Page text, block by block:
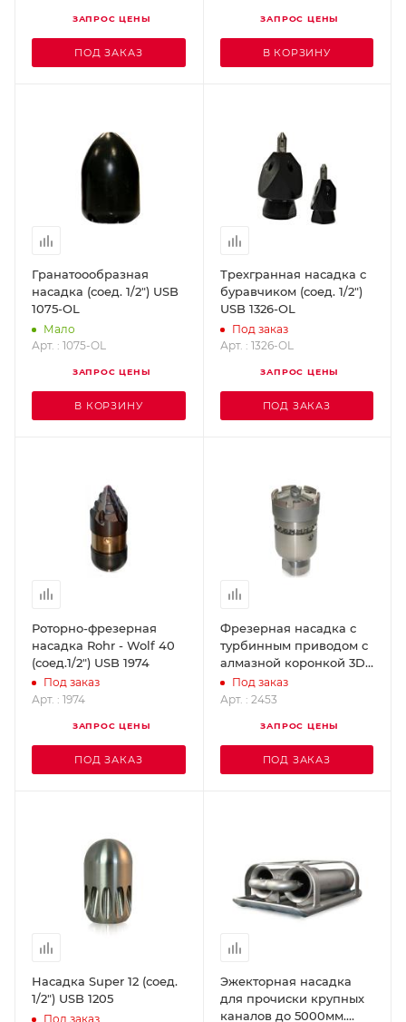
ЗАПРОС ЦЕНЫ
ПОД ЗАКАЗ
ЗАПРОС ЦЕНЫ
В КОРЗИНУ
Гранатоообразная
насадка (соед. 1/2") USB
1075-OL
Мало
Арт. : 1075-OL
ЗАПРОС ЦЕНЫ
В КОРЗИНУ
Трехгранная насадка с
буравчиком (соед. 1/2")
USB 1326-OL
Под заказ
Арт. : 1326-OL
ЗАПРОС ЦЕНЫ
ПОД ЗАКАЗ
Роторно-фрезерная
насадка Rohr - Wolf 40
(соед.1/2") USB 1974
Под заказ
Арт. : 1974
ЗАПРОС ЦЕНЫ
ПОД ЗАКАЗ
Фрезерная насадка с
турбинным приводом с
алмазной коронкой 3D
95 мм (соед.1.1/4") USB
2453
Под заказ
Арт. : 2453
ЗАПРОС ЦЕНЫ
ПОД ЗАКАЗ
Насадка Super 12 (соед.
1/2") USB 1205
Под заказ
Эжекторная насадка
для прочиски крупных
каналов до 5000мм.